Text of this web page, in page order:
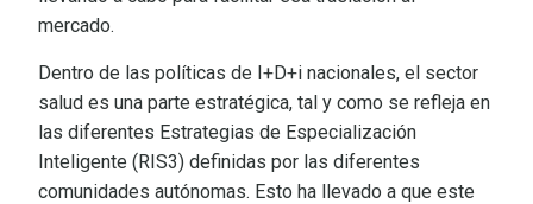
mercado.
Dentro de las políticas de I+D+i nacionales, el sector
salud es una parte estratégica, tal y como se refleja en
las diferentes Estrategias de Especialización
Inteligente (RIS3) definidas por las diferentes
comunidades autónomas. Esto ha llevado a que este